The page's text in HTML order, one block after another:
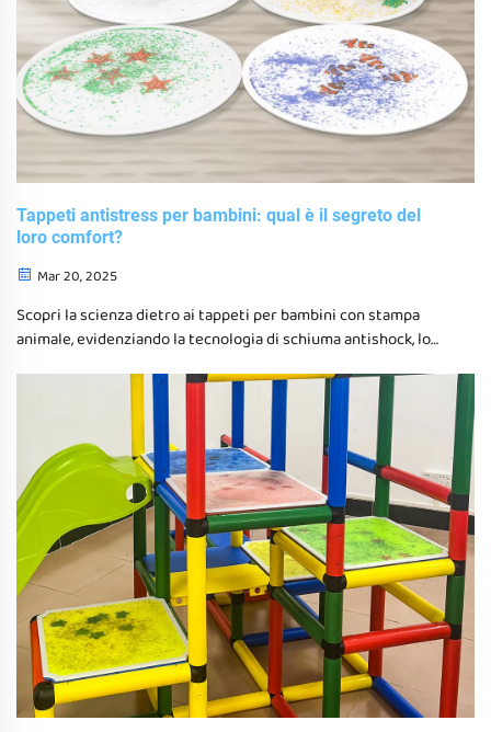
Tappeti antistress per bambini: qual è il segreto del
loro comfort?
Mar 20, 2025
Scopri la scienza dietro ai tappeti per bambini con stampa
animale, evidenziando la tecnologia di schiuma antishock, lo
texturizzate per la stimolazione sensoriale e le
caratteristiche fondamentali non tossiche per garantire un
ambiente di gioco sicuro. Impara sui disegni adatti ai sensi per
l'autismo, promuovendo movimenti attivi e mantenendo
l'igiene con questi tappeti innovativi.